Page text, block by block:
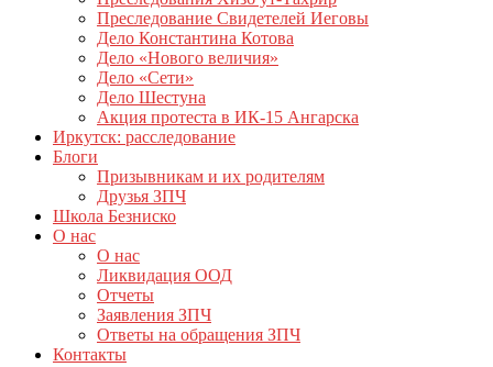
Преследование Свидетелей Иеговы
Дело Константина Котова
Дело «Нового величия»
Дело «Сети»
Дело Шестуна
Акция протеста в ИК-15 Ангарска
Иркутск: расследование
Блоги
Призывникам и их родителям
Друзья ЗПЧ
Школа Безниско
О нас
О нас
Ликвидация ООД
Отчеты
Заявления ЗПЧ
Ответы на обращения ЗПЧ
Контакты